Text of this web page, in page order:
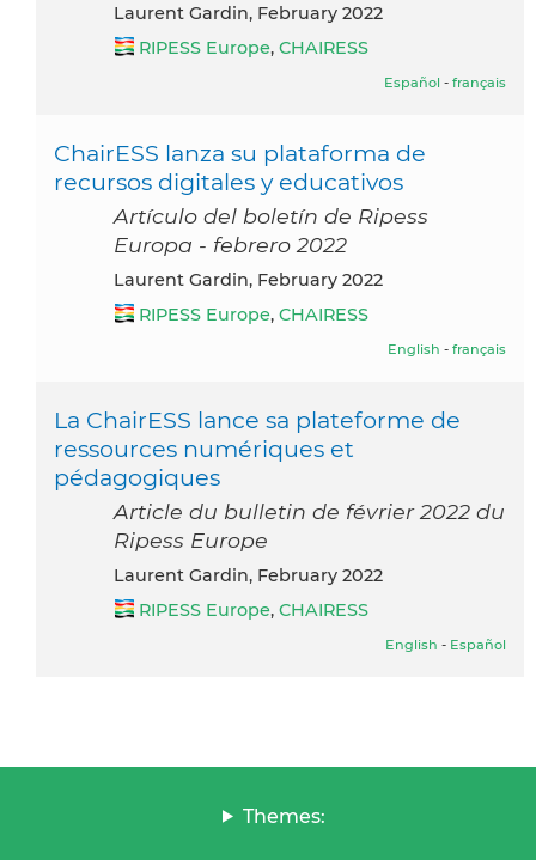
Laurent Gardin, February 2022
RIPESS Europe, CHAIRESS
Español - français
ChairESS lanza su plataforma de
recursos digitales y educativos
Artículo del boletín de Ripess
Europa - febrero 2022
Laurent Gardin, February 2022
RIPESS Europe, CHAIRESS
English - français
La ChairESS lance sa plateforme de
ressources numériques et
pédagogiques
Article du bulletin de février 2022 du
Ripess Europe
Laurent Gardin, February 2022
RIPESS Europe, CHAIRESS
English - Español
Themes: